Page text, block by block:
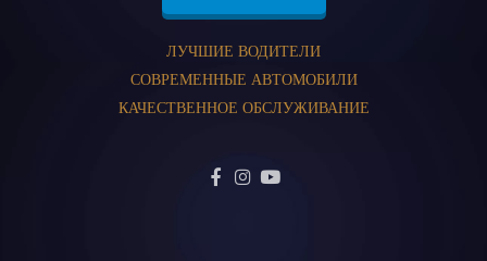
ЛУЧШИЕ ВОДИТЕЛИ
СОВРЕМЕННЫЕ АВТОМОБИЛИ
КАЧЕСТВЕННОЕ ОБСЛУЖИВАНИЕ